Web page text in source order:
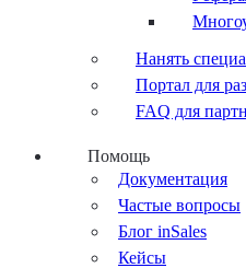
Нанять
Портал для
FAQ для
Помощь
Документация
Частые вопросы
Блог inSales
Кейсы